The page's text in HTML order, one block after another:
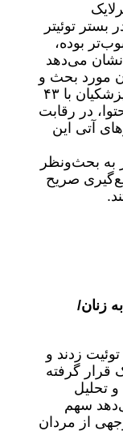
توئیتر
بوده،
می‌دهد
مورد بحث و
نظر توئیت‌های پرلایک بوده است. پزشکیان با ۴۳
در رقابت
آتی این
به بحث‌ونظر
صریح
زنان/
زدند و
قرار گرفته
تحلیل
سهم
از مردان